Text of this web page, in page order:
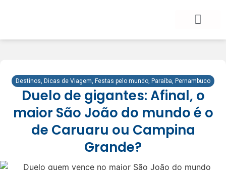
Destinos Dicas de Viagem Festas pelo mundo Paraíba Pernambuco
Duelo de gigantes: Afinal, o
maior São João do mundo é o
de Caruaru ou Campina
Grande?